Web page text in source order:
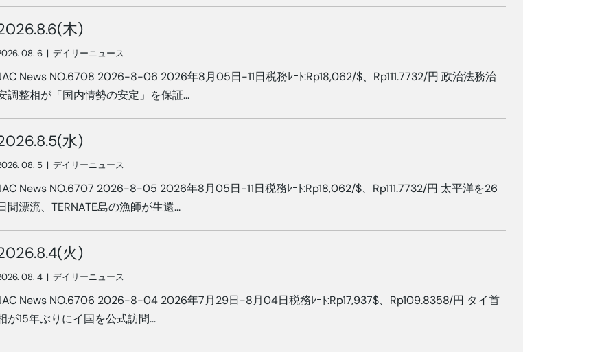
木)
08. 6 | デイリーニュース
News NO.6708 2026-8-06 2026年8月05日-11日税務ﾚｰﾄ:Rp18,062/$、Rp111.7732/円 政治法務治
調整相が「国内情勢の安定」を保証...
水)
08. 5 | デイリーニュース
News NO.6707 2026-8-05 2026年8月05日-11日税務ﾚｰﾄ:Rp18,062/$、Rp111.7732/円 太平洋を26
間漂流、TERNATE島の漁師が生還...
火)
08. 4 | デイリーニュース
News NO.6706 2026-8-04 2026年7月29日-8月04日税務ﾚｰﾄ:Rp17,937$、Rp109.8358/円 タイ首
が15年ぶりにイ国を公式訪問...